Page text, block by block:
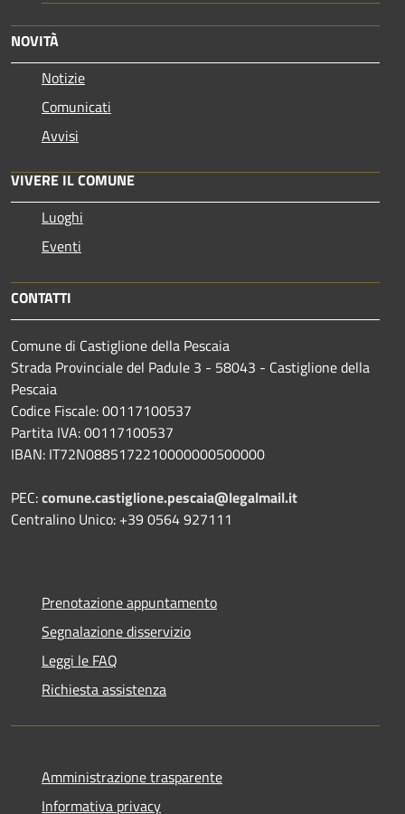
NOVITÀ
Notizie
Comunicati
Avvisi
VIVERE IL COMUNE
Luoghi
Eventi
CONTATTI
Comune di Castiglione della Pescaia
Strada Provinciale del Padule 3 - 58043 - Castiglione della
Pescaia
Codice Fiscale: 00117100537
Partita IVA: 00117100537
IBAN: IT72N0885172210000000500000
PEC:comune.castiglione.pescaia@legalmail.it
Centralino Unico: +39 0564 927111
Prenotazione appuntamento
Segnalazione disservizio
Leggi le FAQ
Richiesta assistenza
Amministrazione trasparente
Informativa privacy